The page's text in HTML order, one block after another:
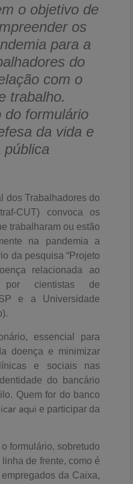
o objetivo de
os
para a
do
com o
trabalho.
do formulário
da vida e
pública
dos Trabalhadores do
CUT) convoca os
trabalharam ou estão
na pandemia a
da pesquisa “Projeto
relacionada ao
por cientistas de
e a Universidade
essencial para
doença e minimizar
e sociais nas
do bancário
Quem for do banco
aqui e participar da
formulário, sobretudo
de frente, como é
da Caixa,